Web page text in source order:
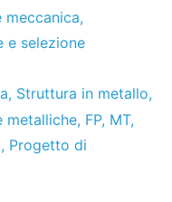
meccanica,
e selezione
, Struttura in metallo,
metalliche, FP, MT,
, Progetto di